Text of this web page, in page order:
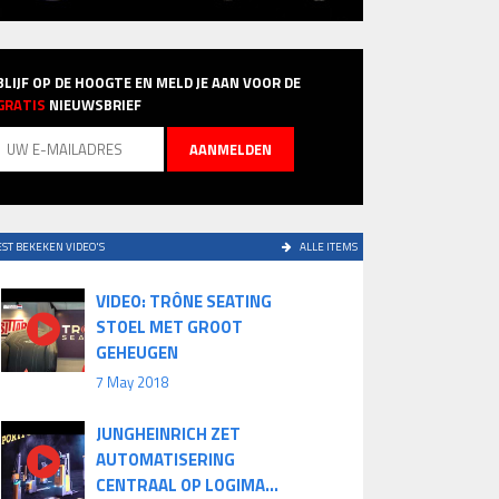
OP DE HOOGTE EN MELD JE AAN VOOR DE
NIEUWSBRIEF
BEKEKEN VIDEO'S ALLE ITEMS
VIDEO: TRÔNE SEATING
STOEL MET GROOT
GEHEUGEN
7 May 2018
JUNGHEINRICH ZET
AUTOMATISERING
CENTRAAL OP LOGIMA...